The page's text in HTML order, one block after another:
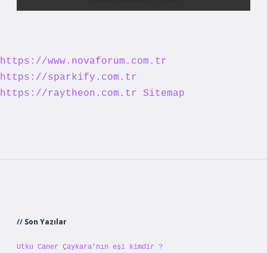
https://www.novaforum.com.tr
https://sparkify.com.tr
https://raytheon.com.tr
Sitemap
Son Yazılar
Utku Caner Çaykara’nın eşi kimdir ?